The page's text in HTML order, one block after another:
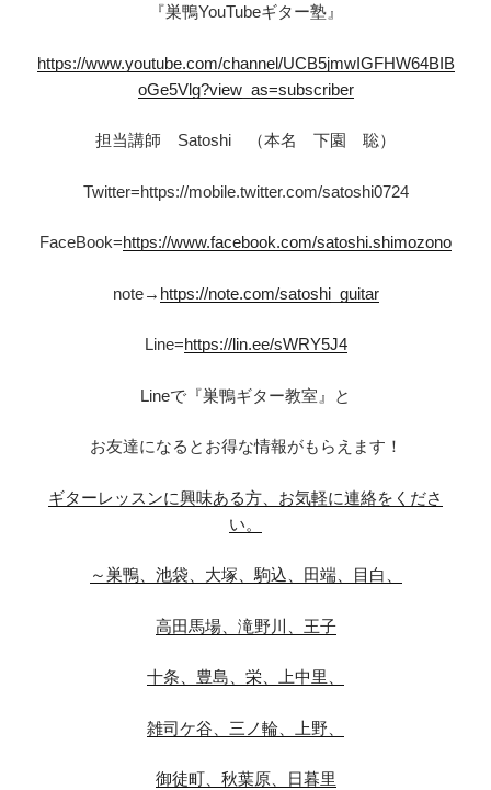
『巣鴨YouTubeギター塾』
https://www.youtube.com/channel/UCB5jmwIGFHW64BIB
oGe5Vlg?view_as=subscriber
担当講師 Satoshi （本名 下園 聡）
Twitter=https://mobile.twitter.com/satoshi0724
FaceBook=https://www.facebook.com/satoshi.shimozono
note→ https://note.com/satoshi_guitar
Line=https://lin.ee/sWRY5J4
Lineで『巣鴨ギター教室』と
お友達になるとお得な情報がもらえます！
ギターレッスンに興味ある方、お気軽に連絡をくださ
い。
～巣鴨、池袋、大塚、駒込、田端、目白、
高田馬場、滝野川、王子
十条、豊島、栄、上中里、
雑司ケ谷、三ノ輪、上野、
御徒町、秋葉原、日暮里